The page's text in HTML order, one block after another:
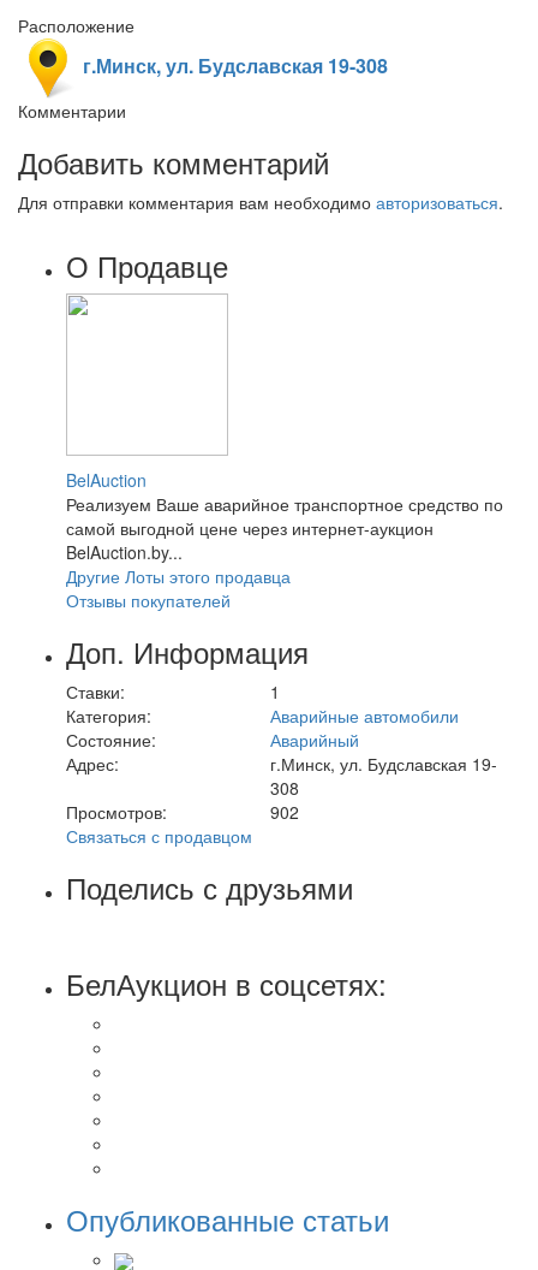
Расположение
г.Минск, ул. Будславская 19-308
Комментарии
Добавить комментарий
Для отправки комментария вам необходимо авторизоваться.
О Продавце
BelAuction
Реализуем Ваше аварийное транспортное средство по
самой выгодной цене через интернет-аукцион
BelAuction.by...
Другие Лоты этого продавца
Отзывы покупателей
Доп. Информация
Ставки:
1
Категория:
Аварийные автомобили
Состояние:
Аварийный
Адрес:
г.Минск, ул. Будславская 19-
308
Просмотров:
902
Связаться с продавцом
Поделись с друзьями
БелАукцион в соцсетях:
Опубликованные статьи